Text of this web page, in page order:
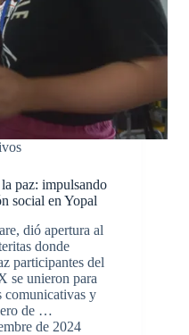
paz: impulsando
social en Yopal
dió apertura al
donde
participantes del
se unieron para
comunicativas y
de …
de 2024